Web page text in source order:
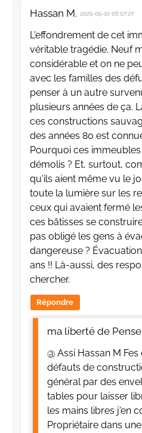
Hassan M. 2025-05-10 06:07:27
L'effondrement de cet
véritable tragédie. Neuf
considérable et on ne
avec les familles des
penser à un autre
plusieurs années de ça.
ces constructions
des années 80 est
Pourquoi ces
démolis ? Et, surtout,
qu'ils aient même vu le
toute la lumière sur les
ceux qui avaient fermé
ces bâtisses se
pas obligé les gens à
dangereuse ?
ans !! Là-aussi, des
chercher.
Répondre
ma liberté de
@ Assi Hassan M
défauts de
général par des
tables pour laisser
les mains libres j'en
Propriétaire dans